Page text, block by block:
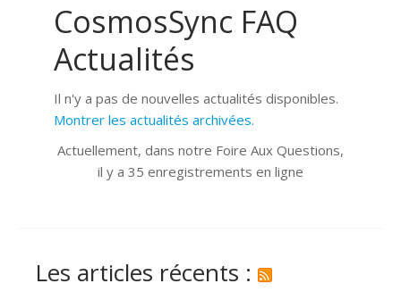
CosmosSync FAQ
Actualités
Il n'y a pas de nouvelles actualités disponibles.
Montrer les actualités archivées.
Actuellement, dans notre Foire Aux Questions,
il y a 35 enregistrements en ligne
Les articles récents :